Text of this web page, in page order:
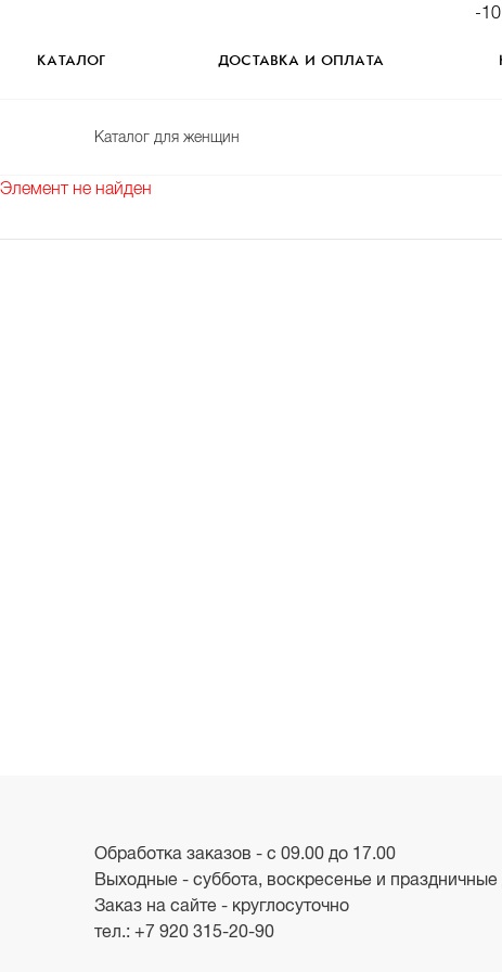
-
КАТАЛОГ ДОСТАВКА И ОПЛАТА
Каталог для женщин
Элемент не найден
Обработка заказов - с 09.00 до 17.00
Выходные - суббота, воскресенье и праздничные
Заказ на сайте - круглосуточно
тел.: +7 920 315-20-90